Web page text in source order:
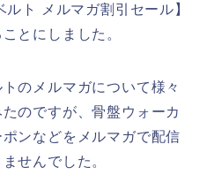
ト メルマガ割引セール】
とにしました。
のメルマガについて様々
のですが、骨盤ウォーカ
ンなどをメルマガで配信
せんでした。